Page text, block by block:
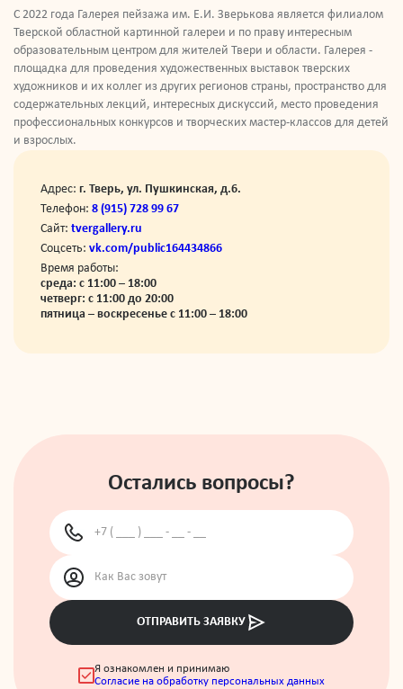
С 2022 года Галерея пейзажа им. Е.И. Зверькова является филиалом
Тверской областной картинной галереи и по праву интересным
образовательным центром для жителей Твери и области. Галерея -
площадка для проведения художественных выставок тверских
художников и их коллег из других регионов страны, пространство для
содержательных лекций, интересных дискуссий, место проведения
профессиональных конкурсов и творческих мастер-классов для детей
и взрослых.
Адрес: г. Тверь, ул. Пушкинская, д.6.
Телефон: 8 (915) 728 99 67
Сайт: tvergallery.ru
Соцсеть: vk.com/public164434866
Время работы:
среда: с 11:00 – 18:00
четверг: с 11:00 до 20:00
пятница – воскресенье с 11:00 – 18:00
Остались вопросы?
ОТПРАВИТЬ ЗАЯВКУ
Я ознакомлен и принимаю
Согласие на обработку персональных данных